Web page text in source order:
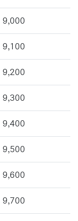
9,000
9,100
9,200
9,300
9,400
9,500
9,600
9,700